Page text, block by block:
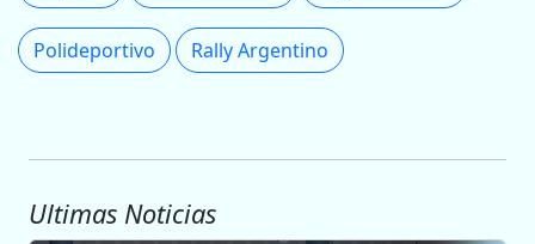
Polideportivo Rally Argentino
Ultimas Noticias